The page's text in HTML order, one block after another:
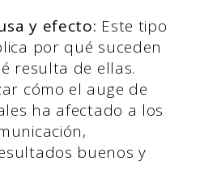
y efecto: Este tipo
por qué suceden
resulta de ellas.
cómo el auge de
ha afectado a los
buenos y